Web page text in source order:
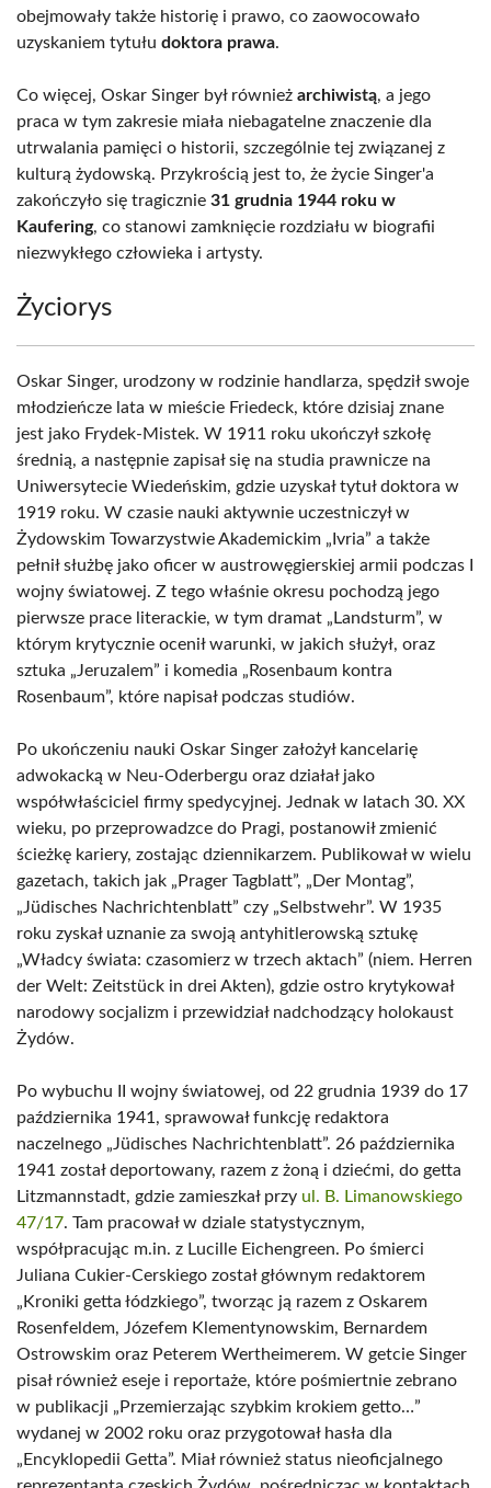
obejmowały także historię i prawo, co zaowocowało
uzyskaniem tytułu doktora prawa.
Co więcej, Oskar Singer był również archiwistą, a jego
praca w tym zakresie miała niebagatelne znaczenie dla
utrwalania pamięci o historii, szczególnie tej związanej z
kulturą żydowską. Przykrością jest to, że życie Singer'a
zakończyło się tragicznie 31 grudnia 1944 roku w
Kaufering, co stanowi zamknięcie rozdziału w biografii
niezwykłego człowieka i artysty.
Życiorys
Oskar Singer, urodzony w rodzinie handlarza, spędził swoje
młodzieńcze lata w mieście Friedeck, które dzisiaj znane
jest jako Frydek-Mistek. W 1911 roku ukończył szkołę
średnią, a następnie zapisał się na studia prawnicze na
Uniwersytecie Wiedeńskim, gdzie uzyskał tytuł doktora w
1919 roku. W czasie nauki aktywnie uczestniczył w
Żydowskim Towarzystwie Akademickim „Ivria” a także
pełnił służbę jako oficer w austrowęgierskiej armii podczas I
wojny światowej. Z tego właśnie okresu pochodzą jego
pierwsze prace literackie, w tym dramat „Landsturm”, w
którym krytycznie ocenił warunki, w jakich służył, oraz
sztuka „Jeruzalem” i komedia „Rosenbaum kontra
Rosenbaum”, które napisał podczas studiów.
Po ukończeniu nauki Oskar Singer założył kancelarię
adwokacką w Neu-Oderbergu oraz działał jako
współwłaściciel firmy spedycyjnej. Jednak w latach 30. XX
wieku, po przeprowadzce do Pragi, postanowił zmienić
ścieżkę kariery, zostając dziennikarzem. Publikował w wielu
gazetach, takich jak „Prager Tagblatt”, „Der Montag”,
„Jüdisches Nachrichtenblatt” czy „Selbstwehr”. W 1935
roku zyskał uznanie za swoją antyhitlerowską sztukę
„Władcy świata: czasomierz w trzech aktach” (niem. Herren
der Welt: Zeitstück in drei Akten), gdzie ostro krytykował
narodowy socjalizm i przewidział nadchodzący holokaust
Żydów.
Po wybuchu II wojny światowej, od 22 grudnia 1939 do 17
października 1941, sprawował funkcję redaktora
naczelnego „Jüdisches Nachrichtenblatt”. 26 października
1941 został deportowany, razem z żoną i dziećmi, do getta
Litzmannstadt, gdzie zamieszkał przy ul. B. Limanowskiego
47/17. Tam pracował w dziale statystycznym,
współpracując m.in. z Lucille Eichengreen. Po śmierci
Juliana Cukier-Cerskiego został głównym redaktorem
„Kroniki getta łódzkiego”, tworząc ją razem z Oskarem
Rosenfeldem, Józefem Klementynowskim, Bernardem
Ostrowskim oraz Peterem Wertheimerem. W getcie Singer
pisał również eseje i reportaże, które pośmiertnie zebrano
w publikacji „Przemierzając szybkim krokiem getto…”
wydanej w 2002 roku oraz przygotował hasła dla
„Encyklopedii Getta”. Miał również status nieoficjalnego